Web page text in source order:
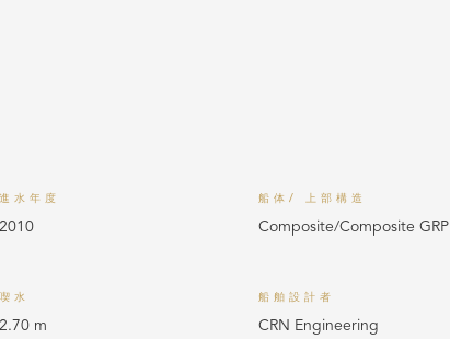
水年度 船体/ 上部構造
Composite/Composite GRP
水
m
船舶設計者
CRN Engineering